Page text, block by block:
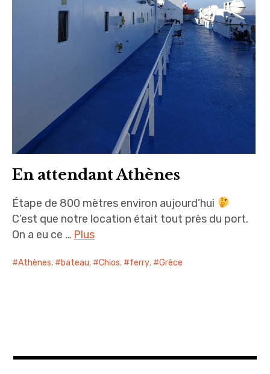
En attendant Athènes
Étape de 800 mètres environ aujourd’hui
C’est que notre location était tout près du port.
On a eu ce … Plus
Athènes, bateau, Chios, ferry, Grèce